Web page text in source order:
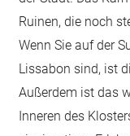
Ruinen, die noch
Wenn Sie auf der
Lissabon sind, ist
Außerdem ist das
Inneren des